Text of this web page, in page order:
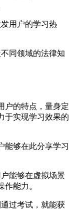
用户的学习热
同领域的法律知
户的特点，量身定
于实现学习效果的
能够在此分享学习
能够在虚拟场景
能力。
过考试，就能获